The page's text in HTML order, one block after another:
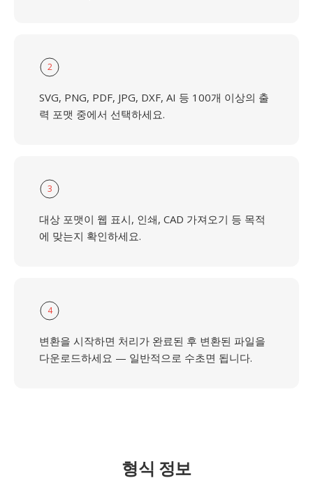
2
SVG, PNG, PDF, JPG, DXF, AI 등 100개 이상의 출
력 포맷 중에서 선택하세요.
3
대상 포맷이 웹 표시, 인쇄, CAD 가져오기 등 목적
에 맞는지 확인하세요.
4
변환을 시작하면 처리가 완료된 후 변환된 파일을
다운로드하세요 — 일반적으로 수초면 됩니다.
형식 정보